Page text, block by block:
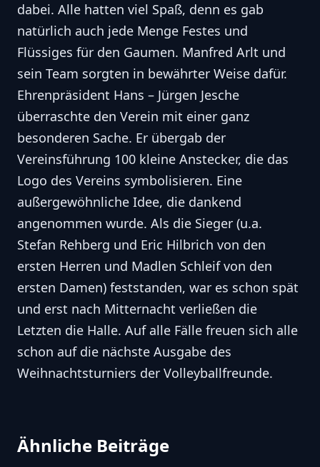
dabei. Alle hatten viel Spaß, denn es gab
natürlich auch jede Menge Festes und
Flüssiges für den Gaumen. Manfred Arlt und
sein Team sorgten in bewährter Weise dafür.
Ehrenpräsident Hans – Jürgen Jesche
überraschte den Verein mit einer ganz
besonderen Sache. Er übergab der
Vereinsführung 100 kleine Anstecker, die das
Logo des Vereins symbolisieren. Eine
außergewöhnliche Idee, die dankend
angenommen wurde. Als die Sieger (u.a.
Stefan Rehberg und Eric Hilbrich von den
ersten Herren und Madlen Schleif von den
ersten Damen) feststanden, war es schon spät
und erst nach Mitternacht verließen die
Letzten die Halle. Auf alle Fälle freuen sich alle
schon auf die nächste Ausgabe des
Weihnachtsturniers der Volleyballfreunde.
Ähnliche Beiträge